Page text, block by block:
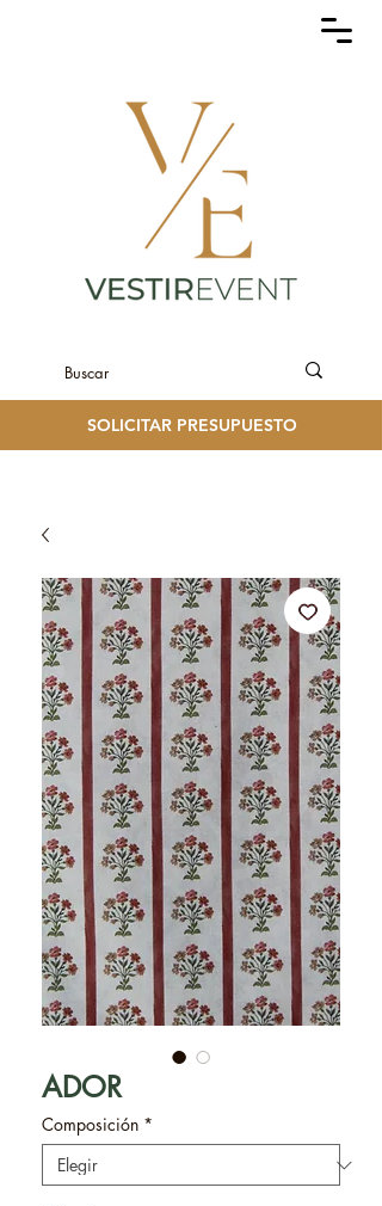
SOLICITAR PRESUPUESTO
ADOR
Composición *